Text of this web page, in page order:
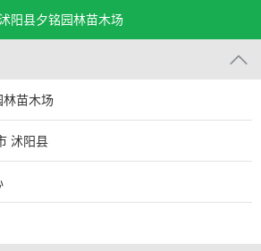
阳县夕铭园林苗木场
苗木场
沭阳县